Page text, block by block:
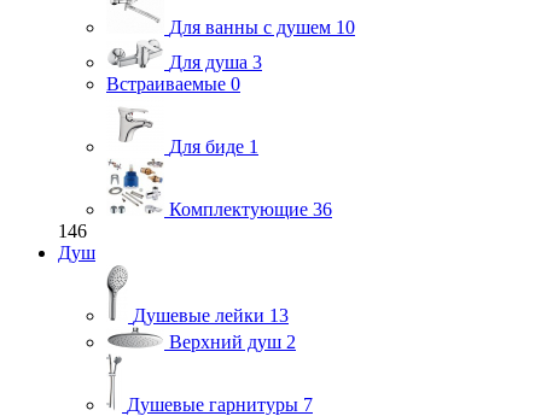
Для ванны с душем 10
Для душа 3
Встраиваемые 0
Для биде 1
Комплектующие 36
146
Душ
Душевые лейки 13
Верхний душ 2
Душевые гарнитуры 7